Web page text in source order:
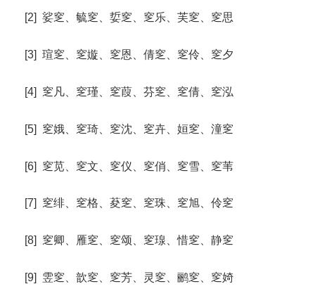
[2] 娑窆、毓窆、娎窆、窆乐、芙窆、窆思
[3] 瑄窆、窆嫙、窆恩、倩窆、窆伶、窆夕
[4] 窆凡、窆瑾、窆葭、芬窆、窆倩、窆泓
[5] 窆娥、窆琦、窆沈、窆卉、姮窆、潼窆
[6] 窆苋、窆文、窆仪、窆俏、窆雪、窆苇
[7] 窆绯、窆格、荾窆、窆珠、窆旭、伶窆
[8] 窆卿、雁窆、窆颂、窆瑔、惜窆、静窆
[9] 雴窆、歆窆、窆芳、灵窆、鹂窆、窆婍